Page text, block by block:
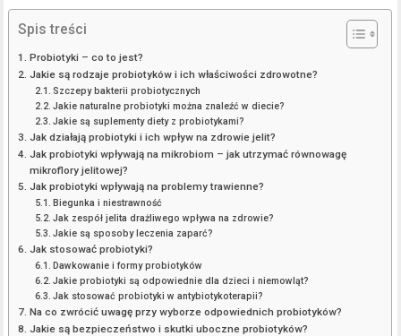
Spis treści
Probiotyki – co to jest?
Jakie są rodzaje probiotyków i ich właściwości zdrowotne?
Szczepy bakterii probiotycznych
Jakie naturalne probiotyki można znaleźć w diecie?
Jakie są suplementy diety z probiotykami?
Jak działają probiotyki i ich wpływ na zdrowie jelit?
Jak probiotyki wpływają na mikrobiom – jak utrzymać równowagę
mikroflory jelitowej?
Jak probiotyki wpływają na problemy trawienne?
Biegunka i niestrawność
Jak zespół jelita drażliwego wpływa na zdrowie?
Jakie są sposoby leczenia zaparć?
Jak stosować probiotyki?
Dawkowanie i formy probiotyków
Jakie probiotyki są odpowiednie dla dzieci i niemowląt?
Jak stosować probiotyki w antybiotykoterapii?
Na co zwrócić uwagę przy wyborze odpowiednich probiotyków?
Jakie są bezpieczeństwo i skutki uboczne probiotyków?